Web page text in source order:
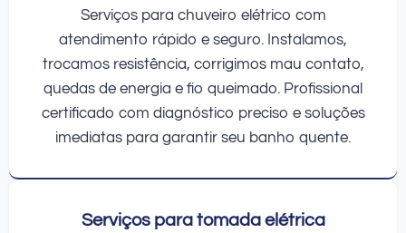
Serviços para chuveiro elétrico com
atendimento rápido e seguro. Instalamos,
trocamos resistência, corrigimos mau contato,
quedas de energia e fio queimado. Profissional
certificado com diagnóstico preciso e soluções
imediatas para garantir seu banho quente.
Serviços para tomada elétrica